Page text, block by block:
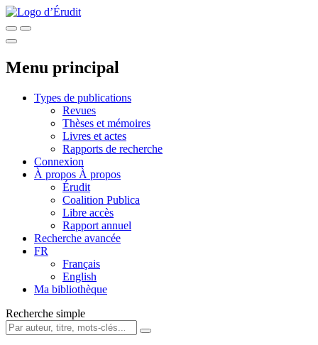
Menu principal
Types de publications
Revues
Thèses et mémoires
Livres et actes
Rapports de recherche
Connexion
À propos À propos
Érudit
Coalition Publica
Libre accès
Rapport annuel
Recherche avancée
FR
Français
English
Ma bibliothèque
Recherche simple